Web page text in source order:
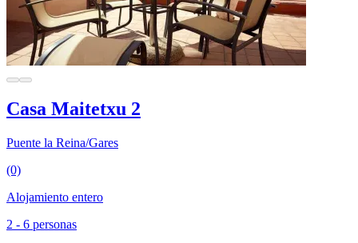
Casa Maitetxu 2
Puente la Reina/Gares
(0)
Alojamiento entero
2 - 6 personas